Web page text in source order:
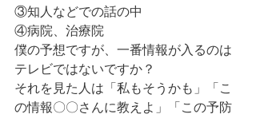
③知人などでの話の中
④病院、治療院
僕の予想ですが、一番情報が入るのは
テレビではないですか？
それを見た人は「私もそうかも」「こ
の情報〇〇さんに教えよ」「この予防